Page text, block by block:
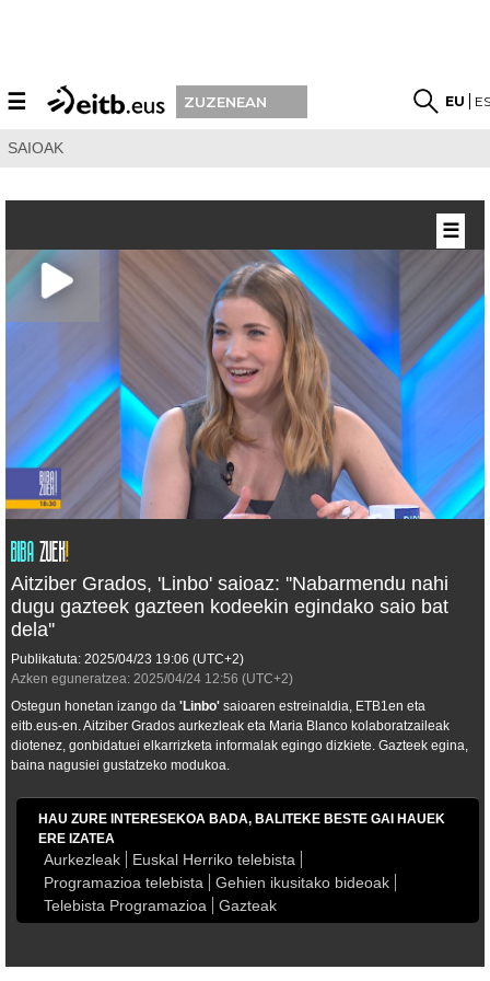
☰ ZUZENEAN EU
SAIOAK
Aitziber Grados, 'Linbo' saioaz: ''Nabarmendu nahi
dugu gazteek gazteen kodeekin egindako saio bat
dela''
Publikatuta: 2025/04/23 19:06 (UTC+2)
Azken eguneratzea: 2025/04/24 12:56 (UTC+2)
Ostegun honetan izango da 'Linbo' saioaren estreinaldia, ETB1en eta
eitb.eus-en. Aitziber Grados aurkezleak eta Maria Blanco kolaboratzaileak
diotenez, gonbidatuei elkarrizketa informalak egingo dizkiete. Gazteek egina,
baina nagusiei gustatzeko modukoa.
HAU ZURE INTERESEKOA BADA, BALITEKE BESTE GAI HAUEK
ERE IZATEA
Aurkezleak
Euskal Herriko telebista
Programazioa telebista
Gehien ikusitako bideoak
Telebista Programazioa
Gazteak
☰